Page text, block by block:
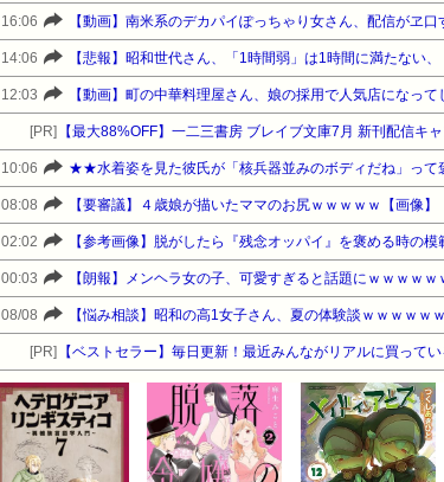
16:06 【動画】南米系のデカパイぽっちゃり女さん、配信がヱ口
14:06 【悲報】昭和世代さん、「1時間弱」は1時間に満たない
12:03 【動画】町の中華料理屋さん、娘の採用で人気店になって
[PR] 【最大88%OFF】一二三書房 ブレイブ文庫7月 新刊配信キ
10:06 ★★水着姿を見た彼氏が「核兵器並みのボディだね」って
08:08 【要審議】４歳娘が描いたママのお尻ｗｗｗｗｗ【画像】
02:02 【参考画像】脱がしたら『残念オッパイ』を褒める時の模
00:03 【朗報】メンヘラ女の子、可愛すぎると話題にｗｗｗｗｗ
08/08 【悩み相談】昭和の高1女子さん、夏の体験談ｗｗｗｗｗ
[PR] 【ベストセラー】毎日更新！最近みんながリアルに買っ